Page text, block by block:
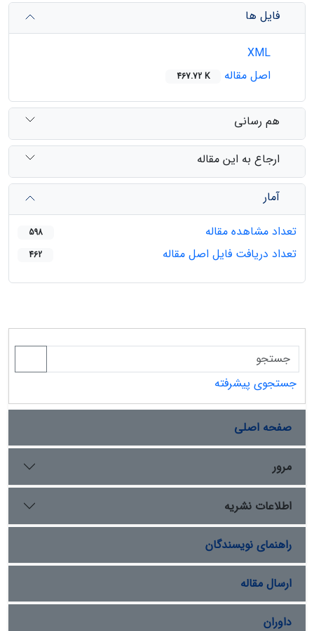
فایل ها
اصل مقاله
467.72 K
هم رسانی
ارجاع به این مقاله
آمار
تعداد مشاهده مقاله
598
تعداد دریافت فایل اصل مقاله 462
جستجوی پیشرفته
صفحه اصلی
مرور
اطلاعات نشریه
راهنمای نویسندگان
ارسال مقاله
داوران